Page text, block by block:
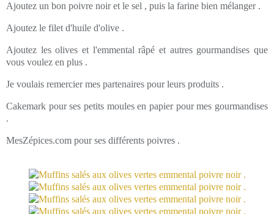
Ajoutez un bon poivre noir et le sel , puis la farine bien mélanger .
Ajoutez le filet d'huile d'olive .
Ajoutez les olives et l'emmental râpé et autres gourmandises que
vous voulez en plus .
Je voulais remercier mes partenaires pour leurs produits .
Cakemark pour ses petits moules en papier pour mes gourmandises
.
MesZépices.com pour ses différents poivres .